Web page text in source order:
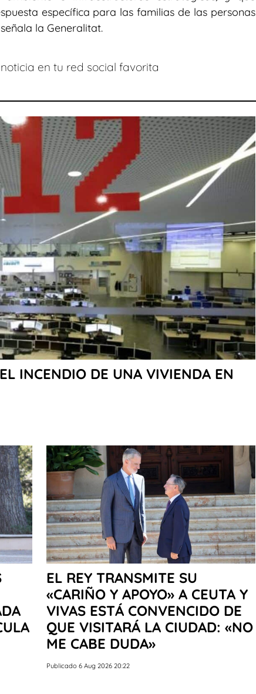
específica para las familias de las personas
la Generalitat.
en tu red social favorita
INCENDIO DE UNA VIVIENDA EN
EL REY TRANSMITE SU
«CARIÑO Y APOYO» A CEUTA Y
VIVAS ESTÁ CONVENCIDO DE
QUE VISITARÁ LA CIUDAD: «NO
ME CABE DUDA»
Publicado 6 Aug 2026 20:22